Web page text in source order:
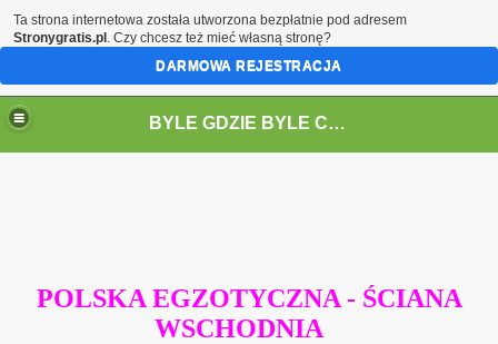
BYLE GDZIE BYLE CZYM BYLE DO PRZODU ILE SIŁ STARCZY ŻEBY ŚWIAT POZNAĆ
POLSKA EGZOTYCZNA - ŚCIANA
WSCHODNIA
Ta strona internetowa została utworzona bezpłatnie pod adresem
Stronygratis.pl . Czy chcesz też mieć własną stronę?
DARMOWA REJESTRACJA